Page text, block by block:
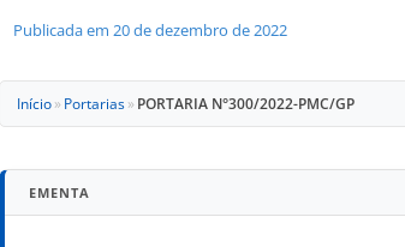
Publicada em 20 de dezembro de 2022
Início » Portarias » PORTARIA N°300/2022-PMC/GP
EMENTA